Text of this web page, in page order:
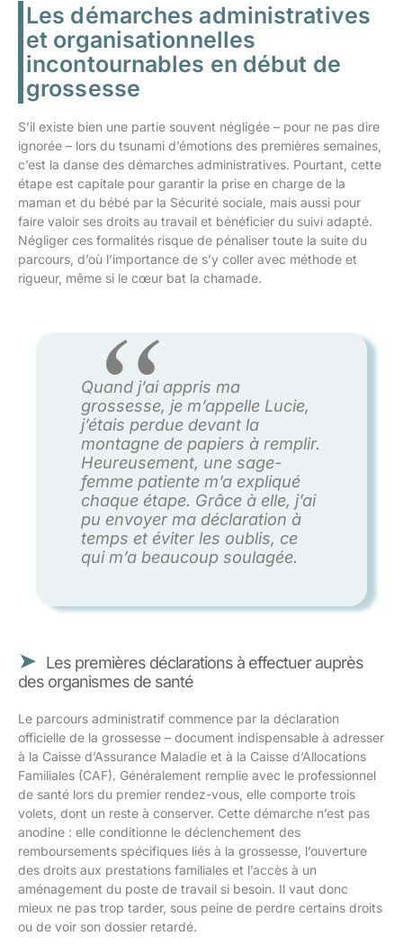
Les démarches administratives
et organisationnelles
incontournables en début de
grossesse
S’il existe bien une partie souvent négligée – pour ne pas dire
ignorée – lors du tsunami d’émotions des premières semaines,
c’est la danse des démarches administratives. Pourtant, cette
étape est capitale pour garantir la prise en charge de la
maman et du bébé par la Sécurité sociale, mais aussi pour
faire valoir ses droits au travail et bénéficier du suivi adapté.
Négliger ces formalités risque de pénaliser toute la suite du
parcours, d’où l’importance de s’y coller avec méthode et
rigueur, même si le cœur bat la chamade.
Quand j’ai appris ma
grossesse, je m’appelle Lucie,
j’étais perdue devant la
montagne de papiers à remplir.
Heureusement, une sage-
femme patiente m’a expliqué
chaque étape. Grâce à elle, j’ai
pu envoyer ma déclaration à
temps et éviter les oublis, ce
qui m’a beaucoup soulagée.
Les premières déclarations à effectuer auprès
des organismes de santé
Le parcours administratif commence par la déclaration
officielle de la grossesse – document indispensable à adresser
à la Caisse d’Assurance Maladie et à la Caisse d’Allocations
Familiales (CAF). Généralement remplie avec le professionnel
de santé lors du premier rendez-vous, elle comporte trois
volets, dont un reste à conserver. Cette démarche n’est pas
anodine : elle conditionne le déclenchement des
remboursements spécifiques liés à la grossesse, l’ouverture
des droits aux prestations familiales et l’accès à un
aménagement du poste de travail si besoin. Il vaut donc
mieux ne pas trop tarder, sous peine de perdre certains droits
ou de voir son dossier retardé.